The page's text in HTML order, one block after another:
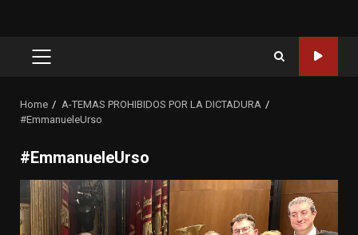
Primary
Home
A-TEMAS PROHIBIDOS POR LA DICTADURA
#EmmanueleUrso
#EmmanueleUrso